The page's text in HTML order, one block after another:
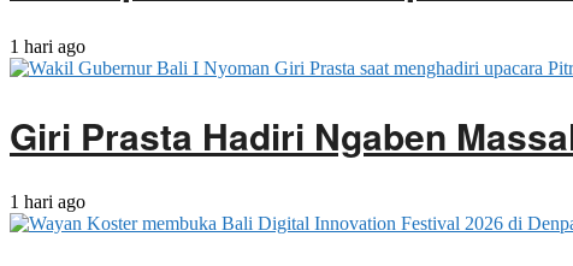
1 hari ago
Giri Prasta Hadiri Ngaben
1 hari ago